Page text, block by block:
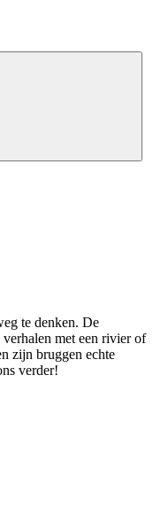
te denken. De
met een rivier of
zijn bruggen echte
verder!